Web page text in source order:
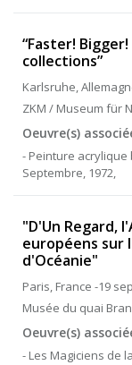
“Faster!
collections”
Karlsruhe,
ZKM / Museum für
Oeuvre(s)
- Peinture
Septembre, 1972,
"D'Un Regard,
européens sur
d'Océanie"
Paris, France -19
Musée du quai
Oeuvre(s)
- Les Magiciens de